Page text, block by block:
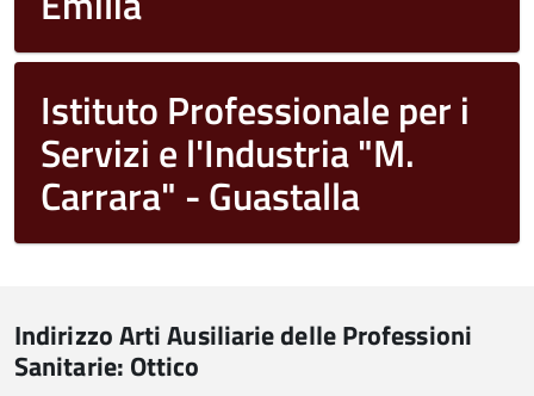
Istituto Professionale per i
Servizi e l'Industria "M.
Carrara" - Guastalla
Indirizzo Arti Ausiliarie delle Professioni
Sanitarie: Ottico